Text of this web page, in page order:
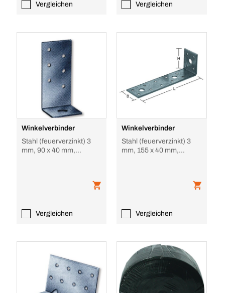
Vergleichen Vergleichen
Winkelverbinder
Stahl (feuerverzinkt) 3
mm, 90 x 40 mm,
Vergleichen
Winkelverbinder
Stahl (feuerverzinkt) 3
mm, 155 x 40 mm,
Vergleichen